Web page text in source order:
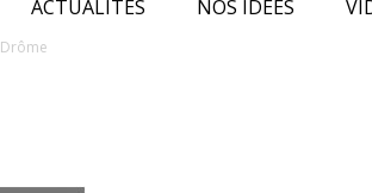
ACTUALITÉS NOS IDÉES
Drôme